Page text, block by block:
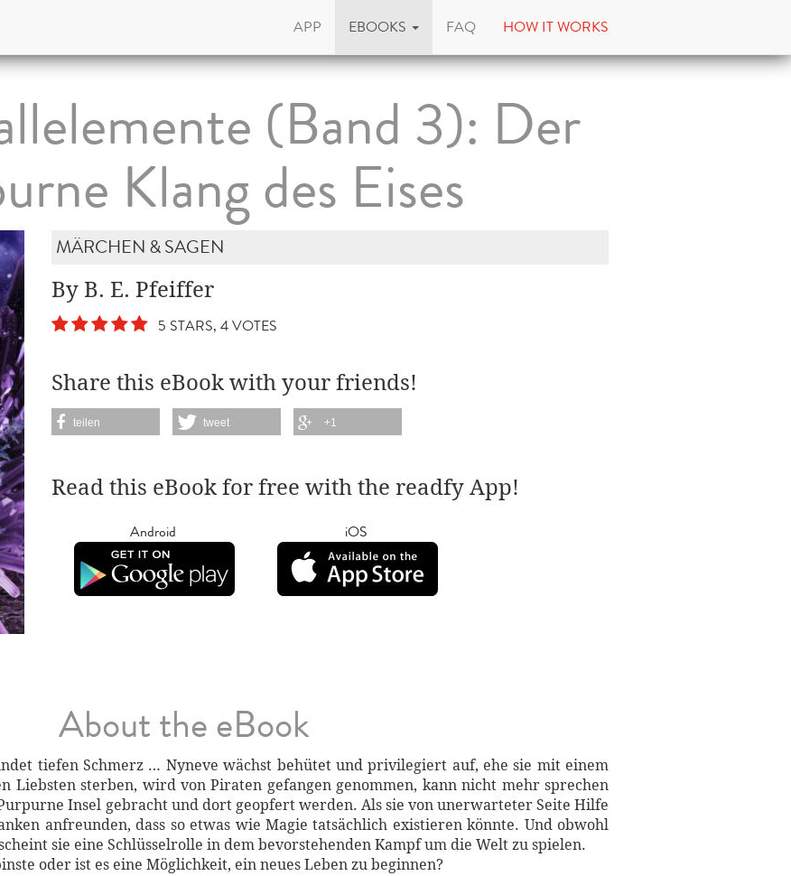
APP EBOOKS FAQ HOW IT WORKS
(Band 3): Der
Klang des Eises
MÄRCHEN & SAGEN
By B. E. Pfeiffer
5 STARS, 4 VOTES
Share this eBook with your friends!
teilen tweet +1
Read this eBook for free with the readfy App!
Android iOS
About the eBook
tiefen Schmerz … Nyneve wächst behütet und privilegiert auf, ehe sie mit einem
Liebsten sterben, wird von Piraten gefangen genommen, kann nicht mehr sprechen
Insel gebracht und dort geopfert werden. Als sie von unerwarteter Seite Hilfe
anfreunden, dass so etwas wie Magie tatsächlich existieren könnte. Und obwohl
sie eine Schlüsselrolle in dem bevorstehenden Kampf um die Welt zu spielen.
oder ist es eine Möglichkeit, ein neues Leben zu beginnen?